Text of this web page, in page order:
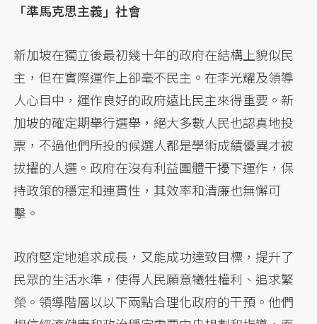
「準馬克思主義」社會
新加坡在獨立後最初幾十年的政府在結構上貌似民
主，但在實際運作上卻毫不民主。在李光耀及領導
人心目中，運作良好的政府遠比民主來得重要。新
加坡的確定期舉行選舉，絕大多數人民也認真地投
票，不過他們所投的候選人都是學術成績優異才被
拔擢的人選。政府在沒有利益團體干擾下運作，保
持政策的穩定和連貫性，其效率和清廉也無懈可
擊。
政府堅定地追求成長，又能成功達致目標，提升了
民眾的生活水準，使得人民願意犧牲權利、追求繁
榮。領導階層以以下兩點合理化政府的干預。他們